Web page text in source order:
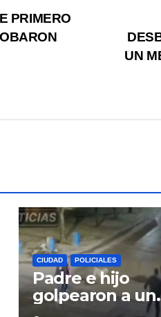
UN
PRIMERO
CIUDAD POLICIALES
Padre e hijo
golpearon a un
delincuente para